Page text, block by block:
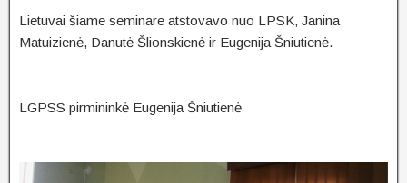
Lietuvai šiame seminare atstovavo nuo LPSK, Janina
Matuizienė, Danutė Šlionskienė ir Eugenija Šniutienė.
LGPSS pirmininkė Eugenija Šniutienė